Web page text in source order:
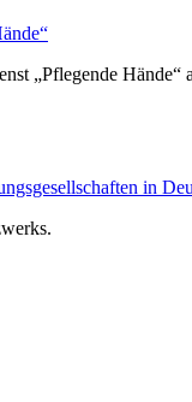
„Pflegende
in